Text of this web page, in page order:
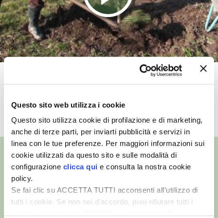
Questo sito web utilizza i cookie
Questo sito utilizza cookie di profilazione e di marketing,
anche di terze parti, per inviarti pubblicità e servizi in
linea con le tue preferenze. Per maggiori informazioni sui
cookie utilizzati da questo sito e sulle modalità di
configurazione clicca qui e consulta la nostra cookie
policy.
Se fai clic su ACCETTA TUTTI acconsenti all’utilizzo di
tutti i cookie. Se non sei d’accordo, puoi rifiutare tutti i
VIGNETO BIO
PENSA ALTERNATIVO
RIMANI A CONTATTO CON LA NATURA
CRESCERE INSIEME
ARCHMAN
VITA IN CAMPAGNA LA FIERA
NATURALMENTE
Come piantare un nuovo albero da
TUTTI I VIDEO
©- Tutti i diritti riservati
Edizioni L’Informatore Agrario S.r.l.
via Bencivenga-Biondani, 16